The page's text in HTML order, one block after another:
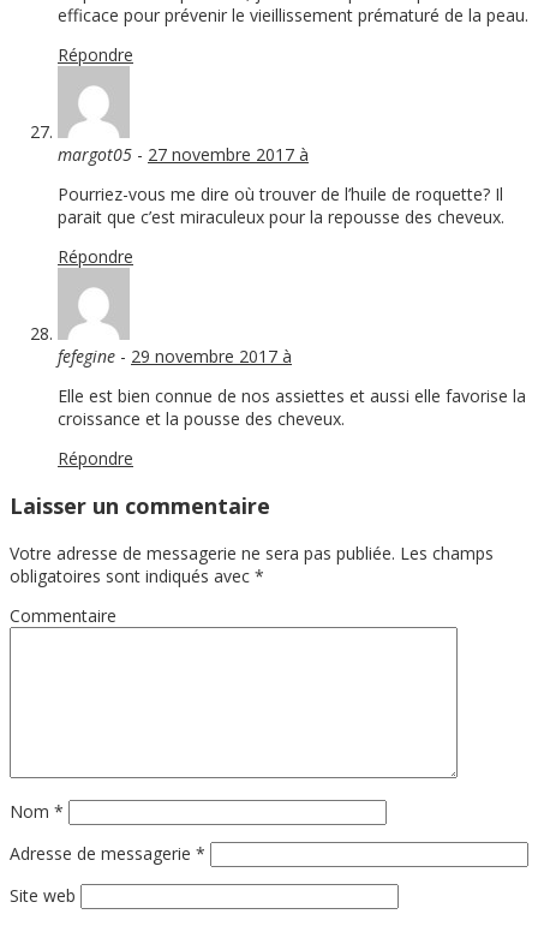
efficace pour prévenir le vieillissement prématuré de la peau.
Répondre
margot05 - 27 novembre 2017 à
Pourriez-vous me dire où trouver de l’huile de roquette? Il
parait que c’est miraculeux pour la repousse des cheveux.
Répondre
fefegine - 29 novembre 2017 à
Elle est bien connue de nos assiettes et aussi elle favorise la
croissance et la pousse des cheveux.
Répondre
Laisser un commentaire
Votre adresse de messagerie ne sera pas publiée. Les champs
obligatoires sont indiqués avec *
Commentaire
Nom *
Adresse de messagerie *
Site web